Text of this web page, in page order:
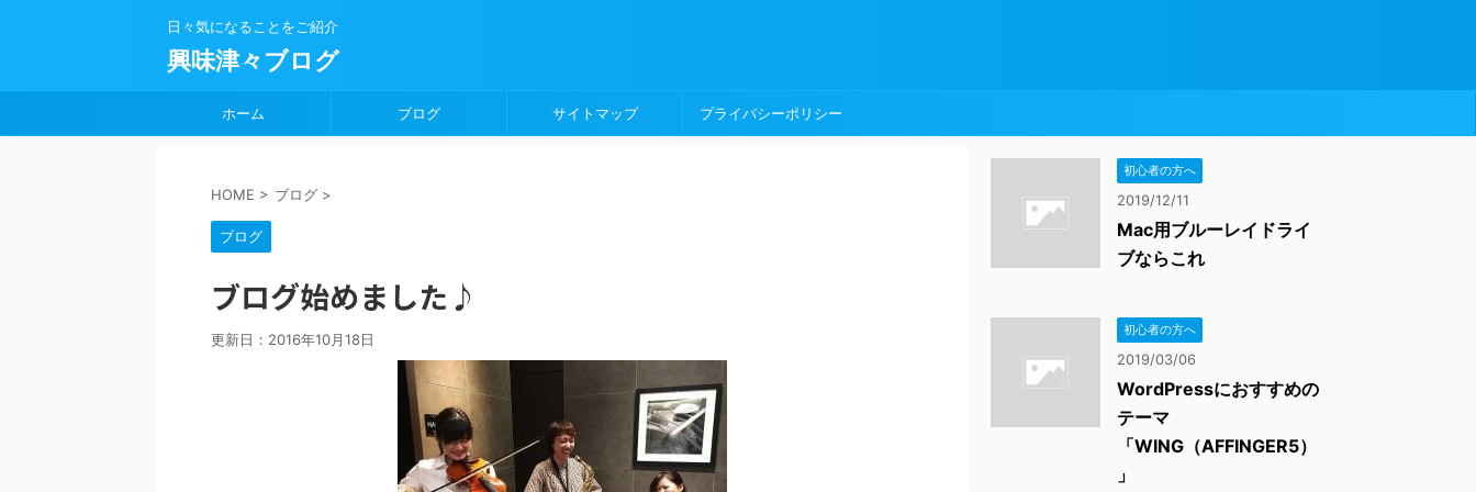
日々気になることをご紹介
興味津々ブログ
ホーム ブログ サイトマップ プライバシーポリシー
HOME > ブログ >
ブログ
ブログ始めました♪
更新日： 2016年10月18日
初心者の方へ
2019/12/11
Mac用ブルーレイドライ
ブならこれ
初心者の方へ
2019/03/06
WordPressにおすすめの
テーマ
「WING（AFFINGER5）
」